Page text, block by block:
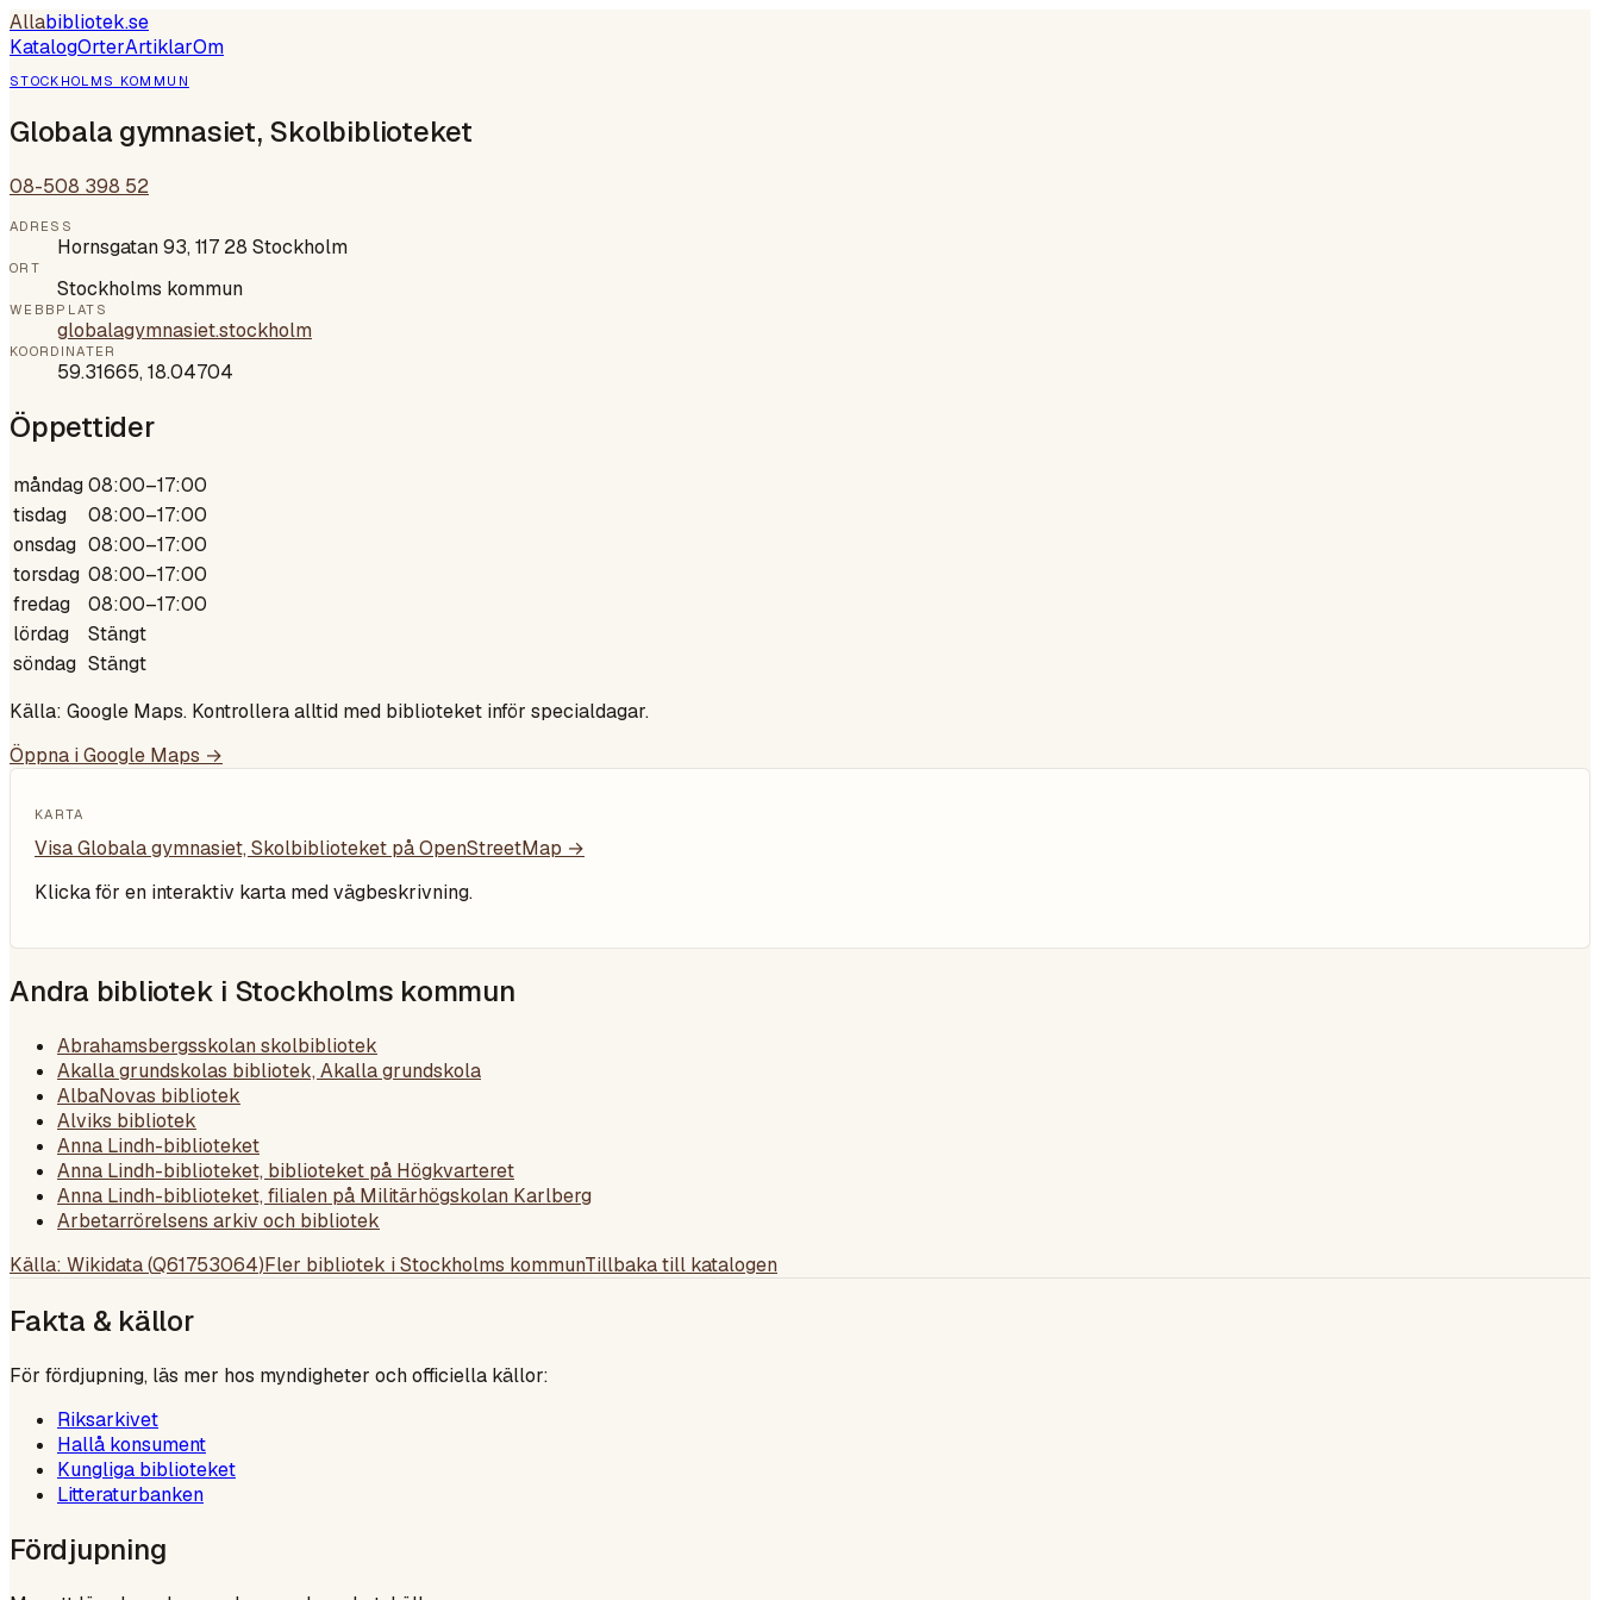
Allabibliotek.se
KatalogOrterArtiklarOm
STOCKHOLMS KOMMUN
Globala gymnasiet, Skolbiblioteket
08-508 398 52
ADRESS
Hornsgatan 93, 117 28 Stockholm
ORT
Stockholms kommun
WEBBPLATS
globalagymnasiet.stockholm
KOORDINATER
59.31665,18.04704
Öppettider
måndag08:00–17:00
tisdag
08:00–17:00
onsdag 08:00–17:00
torsdag 08:00–17:00
fredag
08:00–17:00
lördag
Stängt
söndag Stängt
Källa: Google Maps. Kontrollera alltid med biblioteket inför specialdagar.
Öppna i Google Maps →
KARTA
VisaGlobala gymnasiet, Skolbiblioteket på OpenStreetMap →
Klicka för en interaktiv karta med vägbeskrivning.
Andra bibliotek i Stockholms kommun
Abrahamsbergsskolan skolbibliotek
Akalla grundskolas bibliotek, Akalla grundskola
AlbaNovas bibliotek
Alviks bibliotek
Anna Lindh-biblioteket
Anna Lindh-biblioteket, biblioteket på Högkvarteret
Anna Lindh-biblioteket, filialen på Militärhögskolan Karlberg
Arbetarrörelsens arkiv och bibliotek
Källa: Wikidata (Q61753064)Fler bibliotek i Stockholms kommunTillbaka till katalogen
Fakta & källor
För fördjupning, läs mer hos myndigheter och officiella källor:
Riksarkivet
Hallå konsument
Kungliga biblioteket
Litteraturbanken
Fördjupning